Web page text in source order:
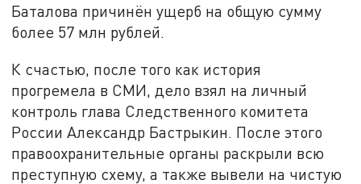
Баталова причинён ущерб на общую сумму
более 57 млн рублей.
К счастью, после того как история
прогремела в СМИ, дело взял на личный
контроль глава Следственного комитета
России Александр Бастрыкин. После этого
правоохранительные органы раскрыли всю
преступную схему, а также вывели на чистую